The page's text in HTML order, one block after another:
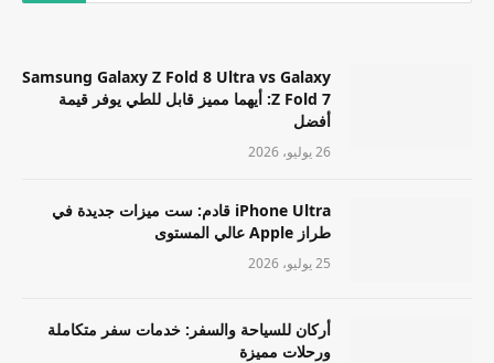
Samsung Galaxy Z Fold 8 Ultra vs Galaxy
Z Fold 7: أيهما مميز قابل للطي يوفر قيمة
أفضل
26 يوليو، 2026
iPhone Ultra قادم: ست ميزات جديدة في
طراز Apple عالي المستوى
25 يوليو، 2026
أركان للسياحة والسفر: خدمات سفر متكاملة
ورحلات مميزة